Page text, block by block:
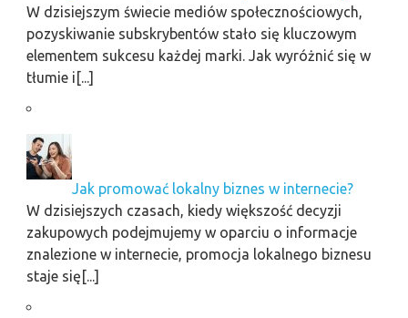
W dzisiejszym świecie mediów społecznościowych,
pozyskiwanie subskrybentów stało się kluczowym
elementem sukcesu każdej marki. Jak wyróżnić się w
tłumie i[...]
Jak promować lokalny biznes w internecie?
W dzisiejszych czasach, kiedy większość decyzji
zakupowych podejmujemy w oparciu o informacje
znalezione w internecie, promocja lokalnego biznesu
staje się[...]